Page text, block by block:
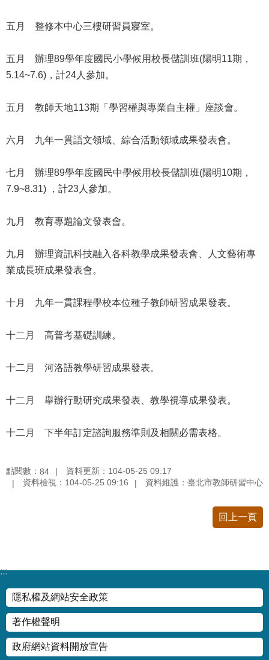
學
源
政
資
開
申
請
案
站
導
覽
回
頁
情
統
見
問
語
詞
彙
隱
五月 整修本中心三樓研習員寢室。
五月 辦理89學年度國民小學候用校長儲訓班(陽明11期，
5.14~7.6)，計24人參加。
五月 教師天地113期「學習權與專業自主權」座談會。
六月 九年一貫語文領域、綜合活動領域成果發表會。
七月 辦理89學年度國民中學候用校長儲訓班(陽明10期，
7.9~8.31) ，計23人參加。
九月 教育專題論文發表會。
九月 辦理資訊科技融入各科教學成果發表會、人文藝術專
業成長班成果發表會。
十月 九年一貫課程學校本位種子教師研習成果發表。
十二月 高普考基礎訓練。
十二月 河洛語教學研習成果發表。
十二月 舉辦行動研究成果發表、教學視導成果發表。
十二月 下半年訂定諮詢服務準則及相關必需表格。
點閱數： 84
資料更新：104-05-25 09:17
資料檢視：104-05-25 09:16
資料維護：臺北市教師研習中心
回上一頁
:::
隱私權及網站安全政策
著作權聲明
政府網站資料開放宣告